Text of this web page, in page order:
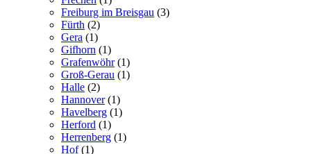
Freiburg im Breisgau (3)
Fürth (2)
Gera (1)
Gifhorn (1)
Grafenwöhr(1)
Groß-Gerau (1)
Halle (2)
Hannover(1)
Havelberg (1)
Herford (1)
Herrenberg (1)
Hof(1)